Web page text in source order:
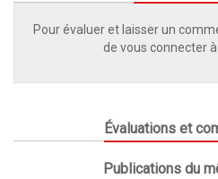
Pour évaluer et laisser un
de vous connecter
Évaluations et
Publications du